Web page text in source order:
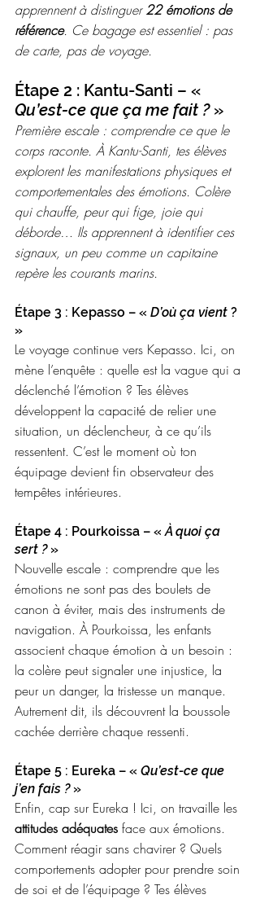
apprennent à distinguer 22 émotions de
référence. Ce bagage est essentiel : pas
de carte, pas de voyage.
Étape 2 : Kantu-Santi – «
Qu’est-ce que ça me fait ? »
Première escale : comprendre ce que le
corps raconte. À Kantu-Santi, tes élèves
explorent les manifestations physiques et
comportementales des émotions. Colère
qui chauffe, peur qui fige, joie qui
déborde… Ils apprennent à identifier ces
signaux, un peu comme un capitaine
repère les courants marins.
Étape 3 : Kepasso – « D’où ça vient ?
»
Le voyage continue vers Kepasso. Ici, on
mène l’enquête : quelle est la vague qui a
déclenché l’émotion ? Tes élèves
développent la capacité de relier une
situation, un déclencheur, à ce qu’ils
ressentent. C’est le moment où ton
équipage devient fin observateur des
tempêtes intérieures.
Étape 4 : Pourkoissa – « À quoi ça
sert ? »
Nouvelle escale : comprendre que les
émotions ne sont pas des boulets de
canon à éviter, mais des instruments de
navigation. À Pourkoissa, les enfants
associent chaque émotion à un besoin :
la colère peut signaler une injustice, la
peur un danger, la tristesse un manque.
Autrement dit, ils découvrent la boussole
cachée derrière chaque ressenti.
Étape 5 : Eureka – « Qu’est-ce que
j’en fais ? »
Enfin, cap sur Eureka ! Ici, on travaille les
attitudes adéquates face aux émotions.
Comment réagir sans chavirer ? Quels
comportements adopter pour prendre soin
de soi et de l’équipage ? Tes élèves